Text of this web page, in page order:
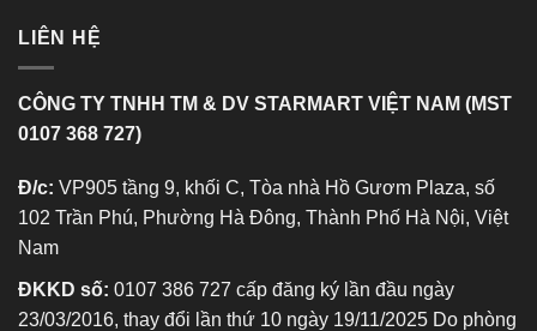
LIÊN HỆ
CÔNG TY TNHH TM & DV STARMART VIỆT NAM (MST
0107 368 727)
Đ/c: VP905 tầng 9, khối C, Tòa nhà Hồ Gươm Plaza, số
102 Trần Phú, Phường Hà Đông, Thành Phố Hà Nội, Việt
Nam
ĐKKD số: 0107 386 727 cấp đăng ký lần đầu ngày
23/03/2016, thay đổi lần thứ 10 ngày 19/11/2025 Do phòng